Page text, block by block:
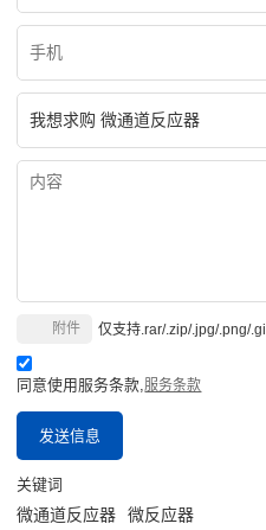
仅支持.rar/.zip/.jpg/.png/
附件
同意使用服务条款,服务条款
发送信息
关键词
微通道反应器 微反应器